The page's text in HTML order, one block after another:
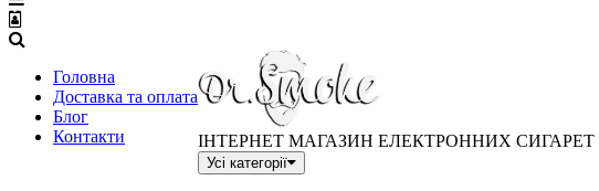
Головна
Доставка та оплата
Блог
Контакти
ІНТЕРНЕТ МАГАЗИН ЕЛЕКТРОННИХ СИГАРЕТ
Усі категорії